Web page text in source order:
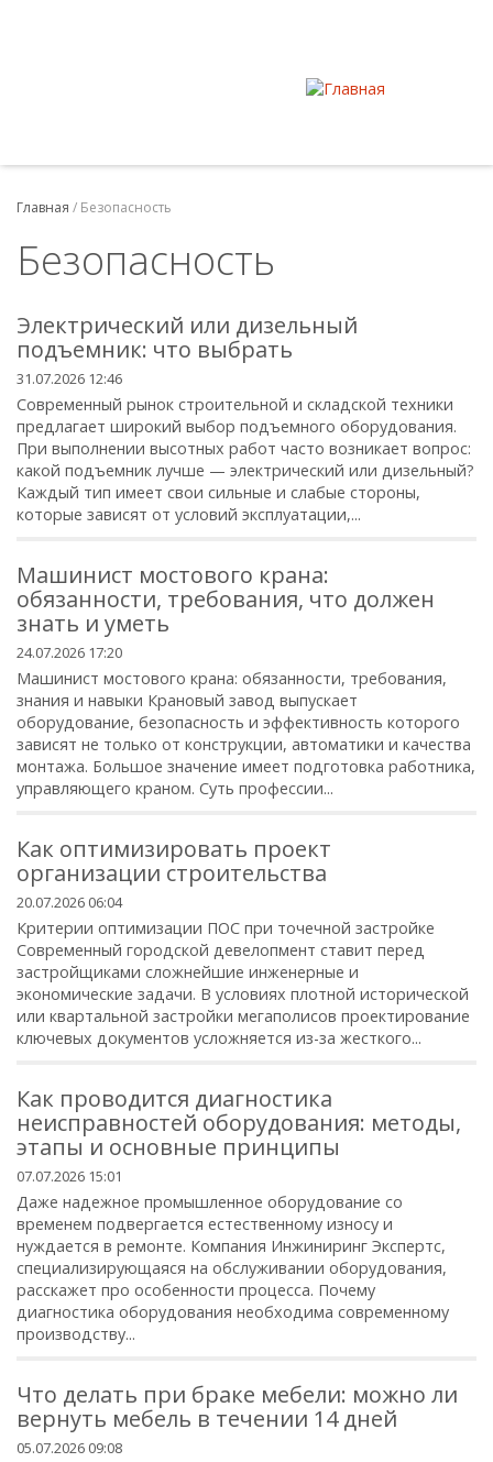
Главная / Безопасность
Безопасность
Электрический или дизельный
подъемник: что выбрать
31.07.2026 12:46
Современный рынок строительной и складской техники
предлагает широкий выбор подъемного оборудования.
При выполнении высотных работ часто возникает вопрос:
какой подъемник лучше — электрический или дизельный?
Каждый тип имеет свои сильные и слабые стороны,
которые зависят от условий эксплуатации,...
Машинист мостового крана:
обязанности, требования, что должен
знать и уметь
24.07.2026 17:20
Машинист мостового крана: обязанности, требования,
знания и навыки Крановый завод выпускает
оборудование, безопасность и эффективность которого
зависят не только от конструкции, автоматики и качества
монтажа. Большое значение имеет подготовка работника,
управляющего краном. Суть профессии...
Как оптимизировать проект
организации строительства
20.07.2026 06:04
Критерии оптимизации ПОС при точечной застройке
Современный городской девелопмент ставит перед
застройщиками сложнейшие инженерные и
экономические задачи. В условиях плотной исторической
или квартальной застройки мегаполисов проектирование
ключевых документов усложняется из-за жесткого...
Как проводится диагностика
неисправностей оборудования: методы,
этапы и основные принципы
07.07.2026 15:01
Даже надежное промышленное оборудование со
временем подвергается естественному износу и
нуждается в ремонте. Компания Инжиниринг Экспертс,
специализирующаяся на обслуживании оборудования,
расскажет про особенности процесса. Почему
диагностика оборудования необходима современному
производству...
Что делать при браке мебели: можно ли
вернуть мебель в течении 14 дней
05.07.2026 09:08